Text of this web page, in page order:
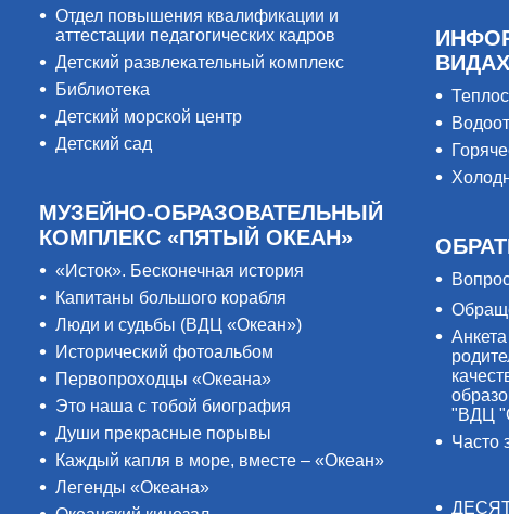
Отдел повышения квалификации и
аттестации педагогических кадров
Детский развлекательный комплекс
Библиотека
Детский морской центр
Детский сад
МУЗЕЙНО-ОБРАЗОВАТЕЛЬНЫЙ
КОМПЛЕКС «ПЯТЫЙ ОКЕАН»
«Исток». Бесконечная история
Капитаны большого корабля
Люди и судьбы (ВДЦ «Океан»)
Исторический фотоальбом
Первопроходцы «Океана»
Это наша с тобой биография
Души прекрасные порывы
Каждый капля в море, вместе – «Океан»
Легенды «Океана»
"ВДЦ
Часто